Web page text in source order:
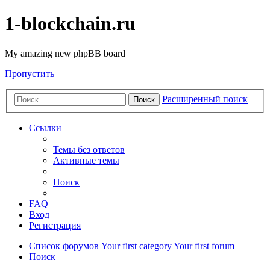
1-blockchain.ru
My amazing new phpBB board
Пропустить
Поиск Расширенный поиск
Ссылки
Темы без ответов
Активные темы
Поиск
FAQ
Вход
Регистрация
Список форумов Your first categoryYour first forum
Поиск